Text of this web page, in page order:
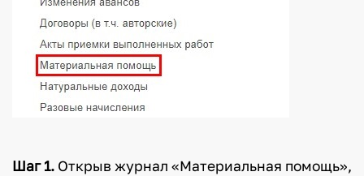
Шаг 1.Открыв журнал «Материальная помощь»,